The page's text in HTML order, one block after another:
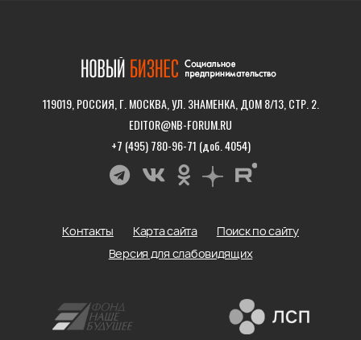
119019, РОССИЯ, Г. МОСКВА, УЛ. ЗНАМЕНКА, ДОМ 8/13, СТР. 2.
EDITOR@NB-FORUM.RU
+7 (495) 780-96-71 (доб. 4054)
Контакты Карта сайта
Поиск по сайту
Версия для слабовидящих